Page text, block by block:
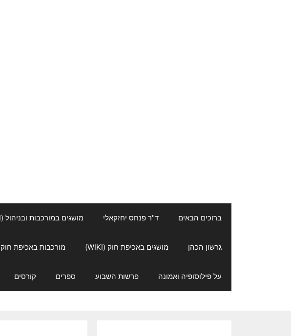
ברוכים הבאים ד"ר פנחס יחזקאלי מושגים במורכבות ובניהול (WIKI)
גרשון הכהן מושגים באכיפת חוק (WIKI) מורכבות באכיפת חוק
על פילוסופיה ואמונה פרשות השבוע ספרים קורסים